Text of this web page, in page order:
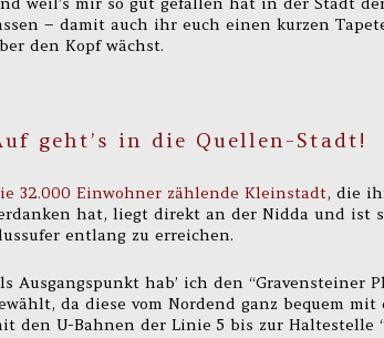
– damit auch ihr euch einen kurzen
den Kopf wächst.
geht’s in die Quellen-Stadt!
32.000 Einwohner zählende Kleinstadt, die
hat, liegt direkt an der Nidda und ist
entlang zu erreichen.
Ausgangspunkt hab’ ich den “Gravensteiner
da diese vom Nordend ganz bequem
den U-Bahnen der Linie 5 bis zur